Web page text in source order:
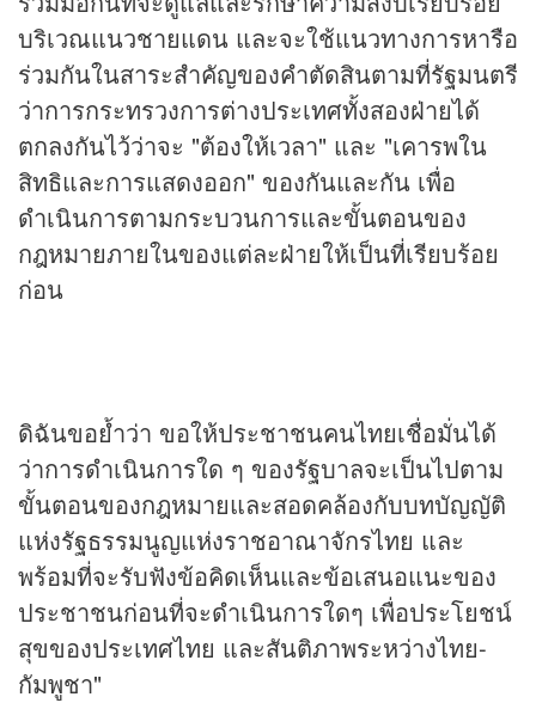
บริเวณแนวชายแดน และจะใช้แนวทางการหารือ
ร่วมกันในสาระสำคัญของคำตัดสินตามที่รัฐมนตรี
ว่าการกระทรวงการต่างประเทศทั้งสองฝ่ายได้
ตกลงกันไว้ว่าจะ "ต้องให้เวลา" และ "เคารพใน
สิทธิและการแสดงออก" ของกันและกัน เพื่อ
ดำเนินการตามกระบวนการและขั้นตอนของ
กฎหมายภายในของแต่ละฝ่ายให้เป็นที่เรียบร้อย
ก่อน
ดิฉันขอย้ำว่า ขอให้ประชาชนคนไทยเชื่อมั่นได้
ว่าการดำเนินการใด ๆ ของรัฐบาลจะเป็นไปตาม
ขั้นตอนของกฎหมายและสอดคล้องกับบทบัญญัติ
แห่งรัฐธรรมนูญแห่งราชอาณาจักรไทย และ
พร้อมที่จะรับฟังข้อคิดเห็นและข้อเสนอแนะของ
ประชาชนก่อนที่จะดำเนินการใดๆ เพื่อประโยชน์
สุขของประเทศไทย และสันติภาพระหว่างไทย-
กัมพูชา"